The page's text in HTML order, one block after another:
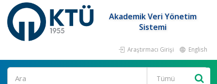
Akademik Veri Yönetim
Sistemi
Araştırmacı Girişi English
Ara